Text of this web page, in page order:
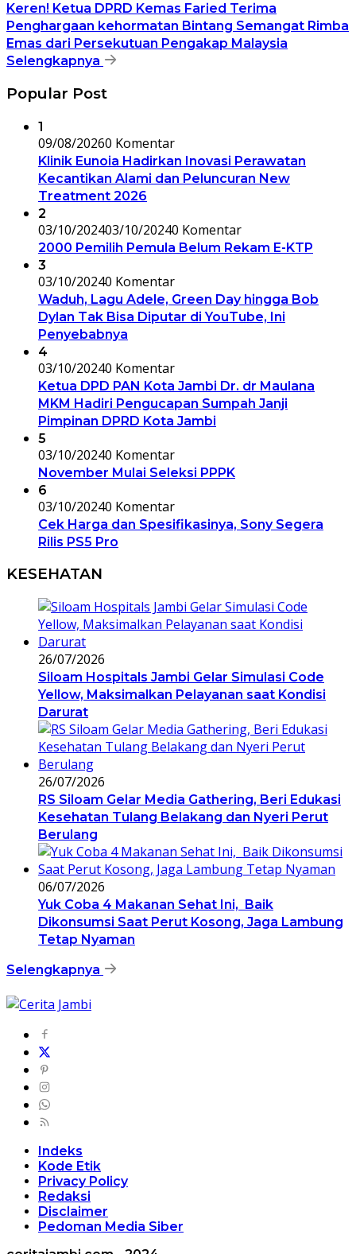
Keren! Ketua DPRD Kemas Faried Terima
Penghargaan kehormatan Bintang Semangat Rimba
Emas dari Persekutuan Pengakap Malaysia
Selengkapnya
Popular Post
1
09/08/20260 Komentar
Klinik Eunoia Hadirkan Inovasi Perawatan
Kecantikan Alami dan Peluncuran New
Treatment 2026
2
03/10/202403/10/20240 Komentar
2000 Pemilih Pemula Belum Rekam E-KTP
3
03/10/20240 Komentar
Waduh, Lagu Adele, Green Day hingga Bob
Dylan Tak Bisa Diputar di YouTube, Ini
Penyebabnya
4
03/10/20240 Komentar
Ketua DPD PAN Kota Jambi Dr. dr Maulana
MKM Hadiri Pengucapan Sumpah Janji
Pimpinan DPRD Kota Jambi
5
03/10/20240 Komentar
November Mulai Seleksi PPPK
6
03/10/20240 Komentar
Cek Harga dan Spesifikasinya, Sony Segera
Rilis PS5 Pro
KESEHATAN
26/07/2026
Siloam Hospitals Jambi Gelar Simulasi Code
Yellow, Maksimalkan Pelayanan saat Kondisi
Darurat
26/07/2026
RS Siloam Gelar Media Gathering, Beri Edukasi
Kesehatan Tulang Belakang dan Nyeri Perut
Berulang
06/07/2026
Yuk Coba 4 Makanan Sehat Ini, Baik
Dikonsumsi Saat Perut Kosong, Jaga Lambung
Tetap Nyaman
Selengkapnya
Indeks
Kode Etik
Privacy Policy
Redaksi
Disclaimer
Pedoman Media Siber